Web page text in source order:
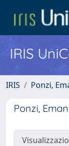
IRIS
IRIS Ponzi,
Ponzi,